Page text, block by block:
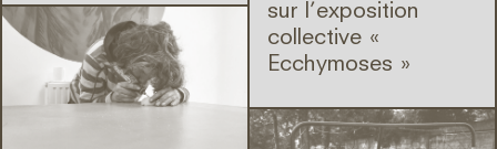
sur l’exposition
collective «
Ecchymoses »